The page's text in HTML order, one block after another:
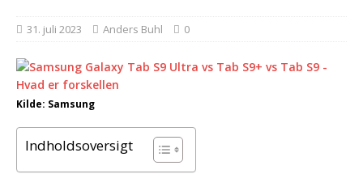
31. juli 2023 Anders Buhl 0
Kilde: Samsung
Indholdsoversigt